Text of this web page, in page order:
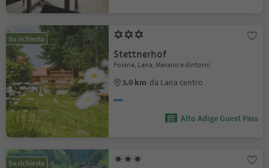
Su richiesta
Stettnerhof
Foiana, Lana, Merano e dintorni
3.0 km da Lana centro
Alto Adige Guest Pass
Su richiesta